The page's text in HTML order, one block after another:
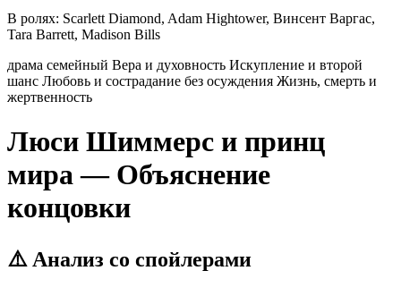
В ролях: Scarlett Diamond, Adam Hightower, Винсент Варгас,
Tara Barrett, Madison Bills
драма семейный Вера и духовность Искупление и второй
шанс Любовь и сострадание без осуждения Жизнь, смерть и
жертвенность
Люси Шиммерс и принц
мира — Объяснение
концовки
⚠️ Анализ со спойлерами